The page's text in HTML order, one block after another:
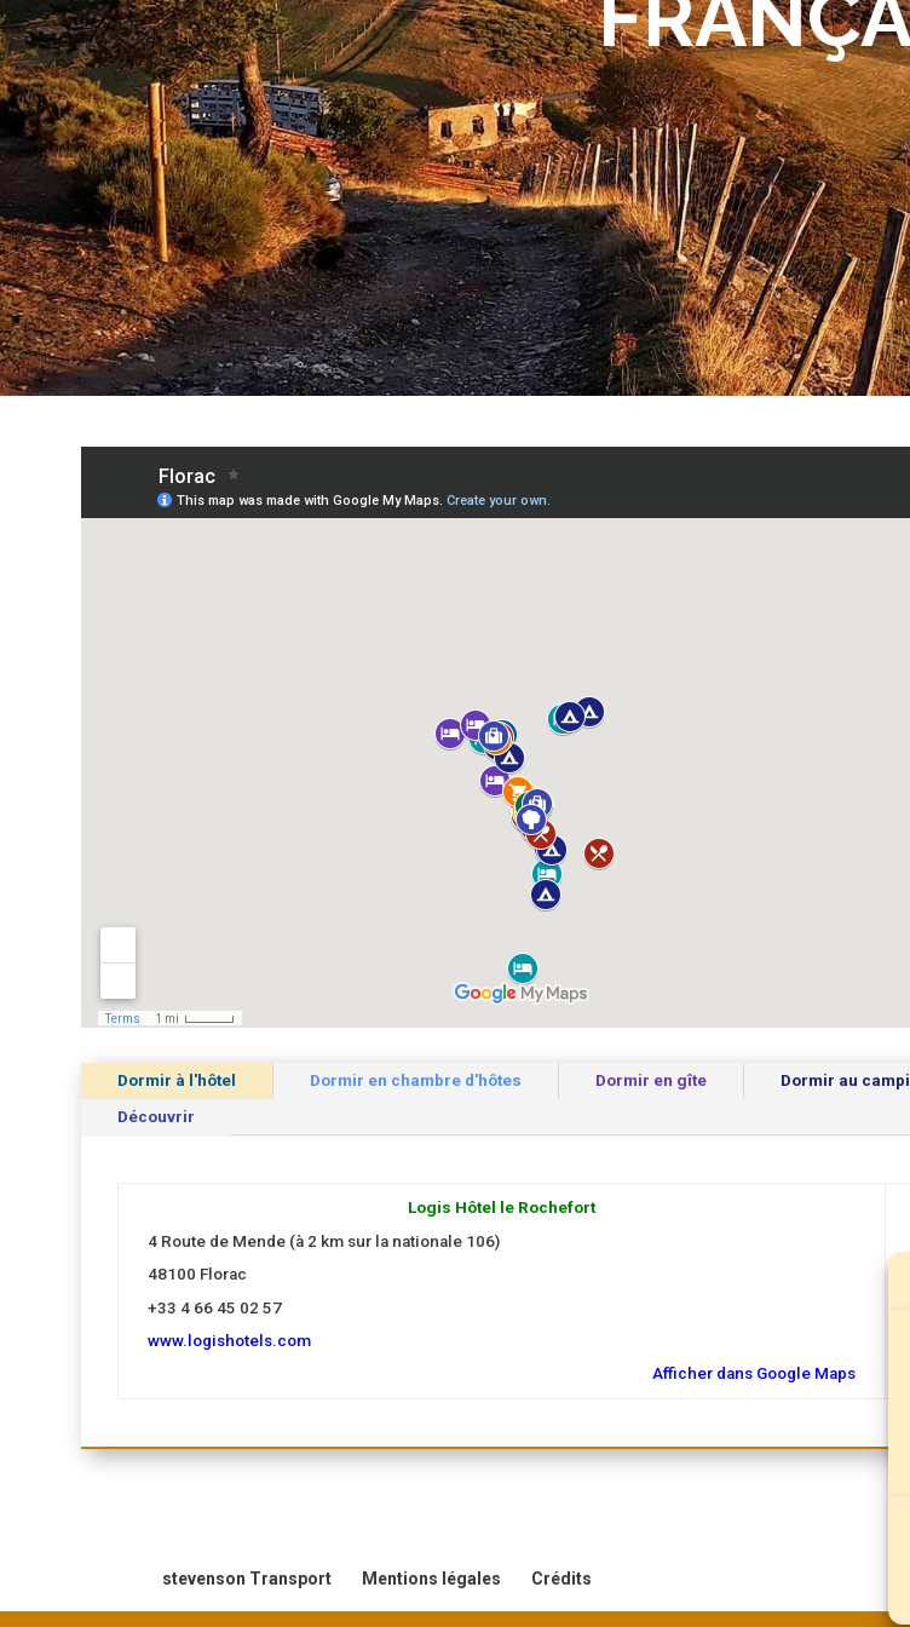
Dormir à l'hôtel Dormir en chambre d'hôtes Dormir en gîte Dormir au
Découvrir
Logis Hôtel le Rochefort
4 Route de Mende (à 2 km sur la nationale 106)
48100 Florac
+33 4 66 45 02 57
www.logishotels.com
Afficher dans Google Maps
stevenson Transport Mentions légales Crédits